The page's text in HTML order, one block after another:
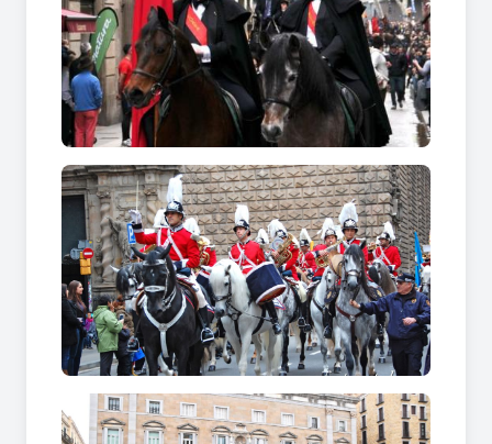
l’havia transportat fins a Barcelona. Allí es feia la
benedicció (que posteriorment passà a l’església
del Portal de Sant Antoni, l’actual Ronda) i
s’anava a fer les visites a les autoritats de la
ciutat.
El Montepío de San Antonio Abad, (Cocheros de
Barcelona), fou fundat l’any 1872 acollint la
organització de la ma dels seus predecessors
documentats des de l’any 1825, de la festa de Els
Tres Tombs de Barcelona. Y a mitjans del segle XX
va canviar el sufix de Cocheros de Barcelona per
Caleseros de Barcelona. La comitiva sortia de la
Casa de la Caritat del carrer Montalegre.
Amb els anys el lloc de sortida de la comitiva va